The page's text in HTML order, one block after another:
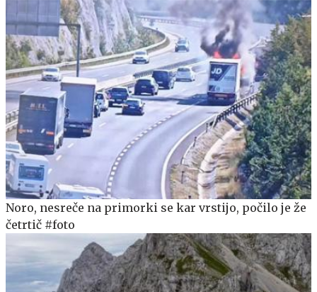
Noro, nesreče na primorki se kar vrstijo, počilo je že
četrtič #foto